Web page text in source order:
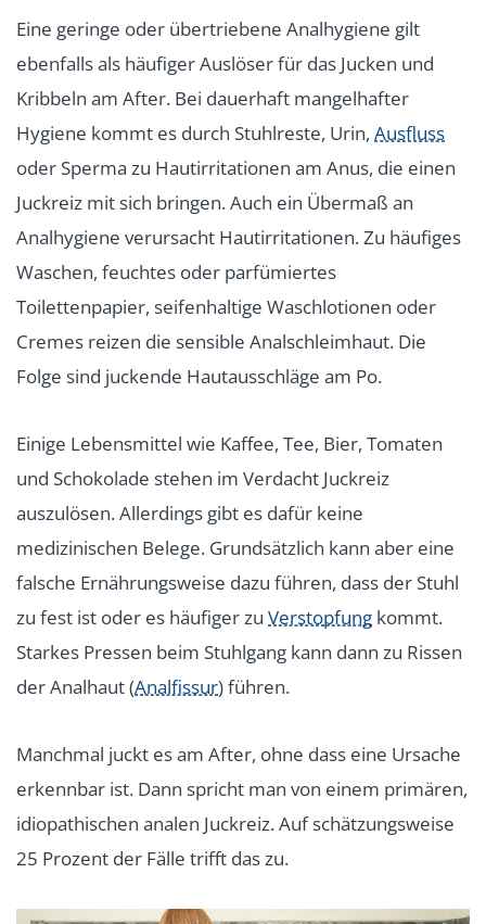
Eine geringe oder übertriebene Analhygiene gilt
ebenfalls als häufiger Auslöser für das Jucken und
Kribbeln am After. Bei dauerhaft mangelhafter
Hygiene kommt es durch Stuhlreste, Urin, Ausfluss
oder Sperma zu Hautirritationen am Anus, die einen
Juckreiz mit sich bringen. Auch ein Übermaß an
Analhygiene verursacht Hautirritationen. Zu häufiges
Waschen, feuchtes oder parfümiertes
Toilettenpapier, seifenhaltige Waschlotionen oder
Cremes reizen die sensible Analschleimhaut. Die
Folge sind juckende Hautausschläge am Po.
Einige Lebensmittel wie Kaffee, Tee, Bier, Tomaten
und Schokolade stehen im Verdacht Juckreiz
auszulösen. Allerdings gibt es dafür keine
medizinischen Belege. Grundsätzlich kann aber eine
falsche Ernährungsweise dazu führen, dass der Stuhl
zu fest ist oder es häufiger zu Verstopfung kommt.
Starkes Pressen beim Stuhlgang kann dann zu Rissen
der Analhaut (Analfissur) führen.
Manchmal juckt es am After, ohne dass eine Ursache
erkennbar ist. Dann spricht man von einem primären,
idiopathischen analen Juckreiz. Auf schätzungsweise
25 Prozent der Fälle trifft das zu.